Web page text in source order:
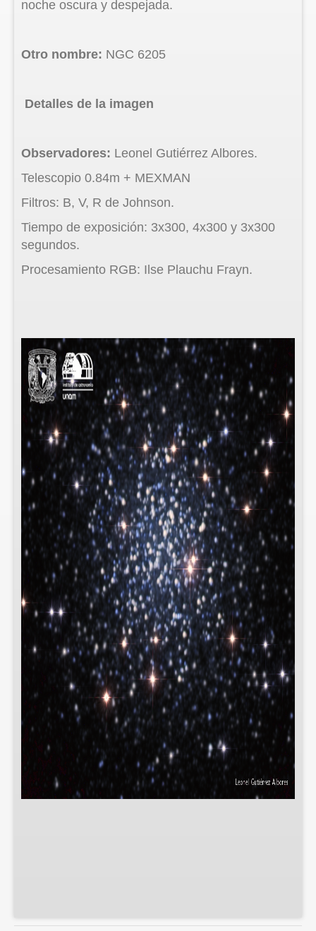
noche oscura y despejada.
Otro nombre: NGC 6205
Detalles de la imagen
Observadores: Leonel Gutiérrez Albores.
Telescopio 0.84m + MEXMAN
Filtros: B, V, R de Johnson.
Tiempo de exposición: 3x300, 4x300 y 3x300
segundos.
Procesamiento RGB: Ilse Plauchu Frayn.